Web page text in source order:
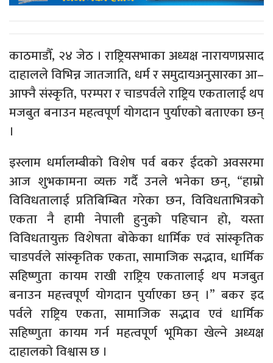
काठमाडौँ, २४ जेठ । राष्ट्रियसभाका अध्यक्ष नारायणप्रसाद
दाहालले विभिन्न जातजाति, धर्म र समुदायअनुसारका आ–
आफ्नै संस्कृति, परम्परा र चाडपर्वले राष्ट्रिय एकतालाई थप
मजबुत बनाउन महत्वपूर्ण योगदान पुर्याएको बताएका छन्
।
इस्लाम धर्मालम्बीको विशेष पर्व बकर ईदको अवसरमा
आज शुभकामना व्यक्त गर्दै उनले भनेका छन्, “हाम्रो
विविधतालाई प्रतिबिम्बित गरेका छन, विविधताभित्रको
एकता नै हामी नेपाली हुनुको पहिचान हो, यस्ता
विविधतायुक्त विशेषता बोकेका धार्मिक एवं सांस्कृतिक
चाडपर्वले सांस्कृतिक एकता, सामाजिक सद्भाव, धार्मिक
सहिष्णुता कायम राखी राष्ट्रिय एकतालाई थप मजबुत
बनाउन महत्त्वपूर्ण योगदान पुर्याएका छन् ।” बकर इद
पर्वले राष्ट्रिय एकता, सामाजिक सद्भाव एवं धार्मिक
सहिष्णुता कायम गर्न महत्वपूर्ण भूमिका खेल्ने अध्यक्ष
दाहालको विश्वास छ ।